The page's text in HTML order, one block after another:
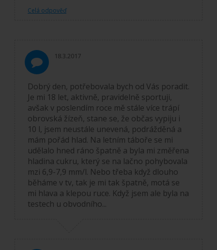
Celá odpověď
18.3.2017
Dobrý den, potřebovala bych od Vás poradit.
Je mi 18 let, aktivně, pravidelně sportuji,
avšak v poslendím roce mě stále více trápí
obrovská žízeň, stane se, že občas vypiju i
10 l, jsem neustále unevená, podrážděná a
mám pořád hlad. Na letním táboře se mi
udělalo hned ráno špatně a byla mi změřena
hladina cukru, který se na lačno pohybovala
mzi 6,9-7,9 mm/l. Nebo třeba když dlouho
běháme v tv, tak je mi tak špatně, motá se
mi hlava a klepou ruce. Když jsem ale byla na
testech u obvodního...